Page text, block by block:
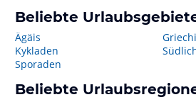
Beliebte
Ägäis
Kykladen
Sporaden
Beliebte